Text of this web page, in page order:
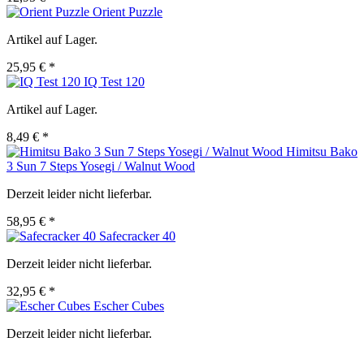
Orient Puzzle
Artikel auf Lager.
25,95 € *
IQ Test 120
Artikel auf Lager.
8,49 € *
Himitsu Bako
3 Sun 7 Steps Yosegi / Walnut Wood
Derzeit leider nicht lieferbar.
58,95 € *
Safecracker 40
Derzeit leider nicht lieferbar.
32,95 € *
Escher Cubes
Derzeit leider nicht lieferbar.